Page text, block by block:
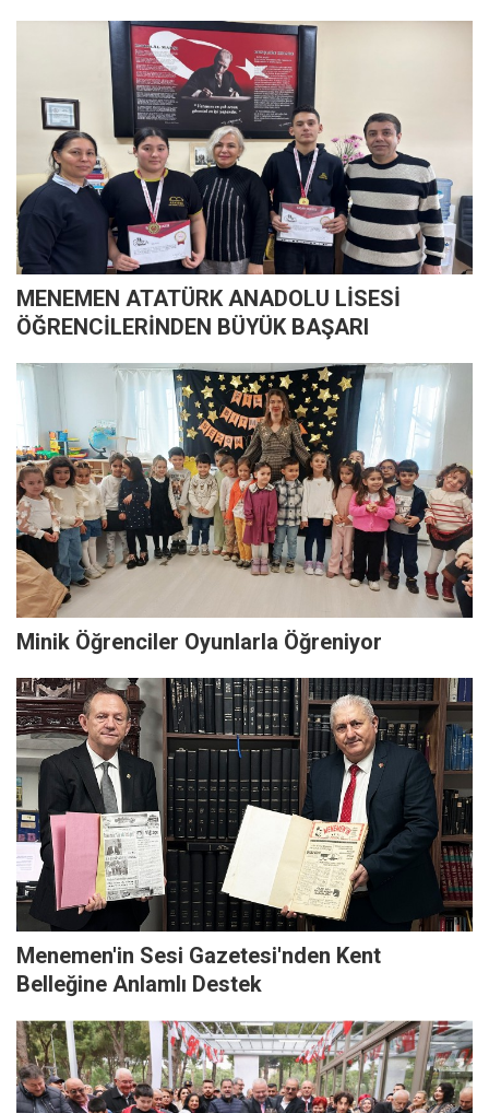
MENEMEN ATATÜRK ANADOLU LİSESİ
ÖĞRENCİLERİNDEN BÜYÜK BAŞARI
Minik Öğrenciler Oyunlarla Öğreniyor
Menemen'in Sesi Gazetesi'nden Kent
Belleğine Anlamlı Destek